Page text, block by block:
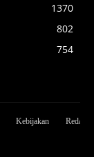
1370
802
754
Kebijakan Redaksi